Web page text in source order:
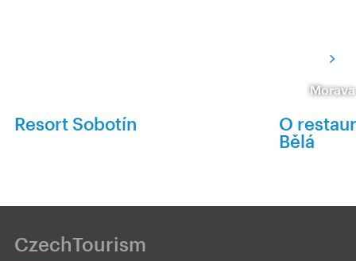
Resort Sobotín
Morava
O
Bělá
CzechTourism